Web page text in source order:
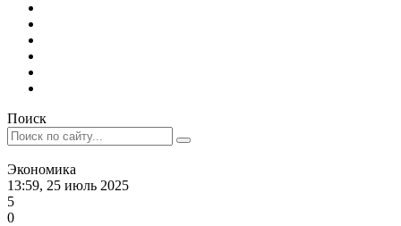
Поиск
Экономика
13:59, 25 июль 2025
5
0